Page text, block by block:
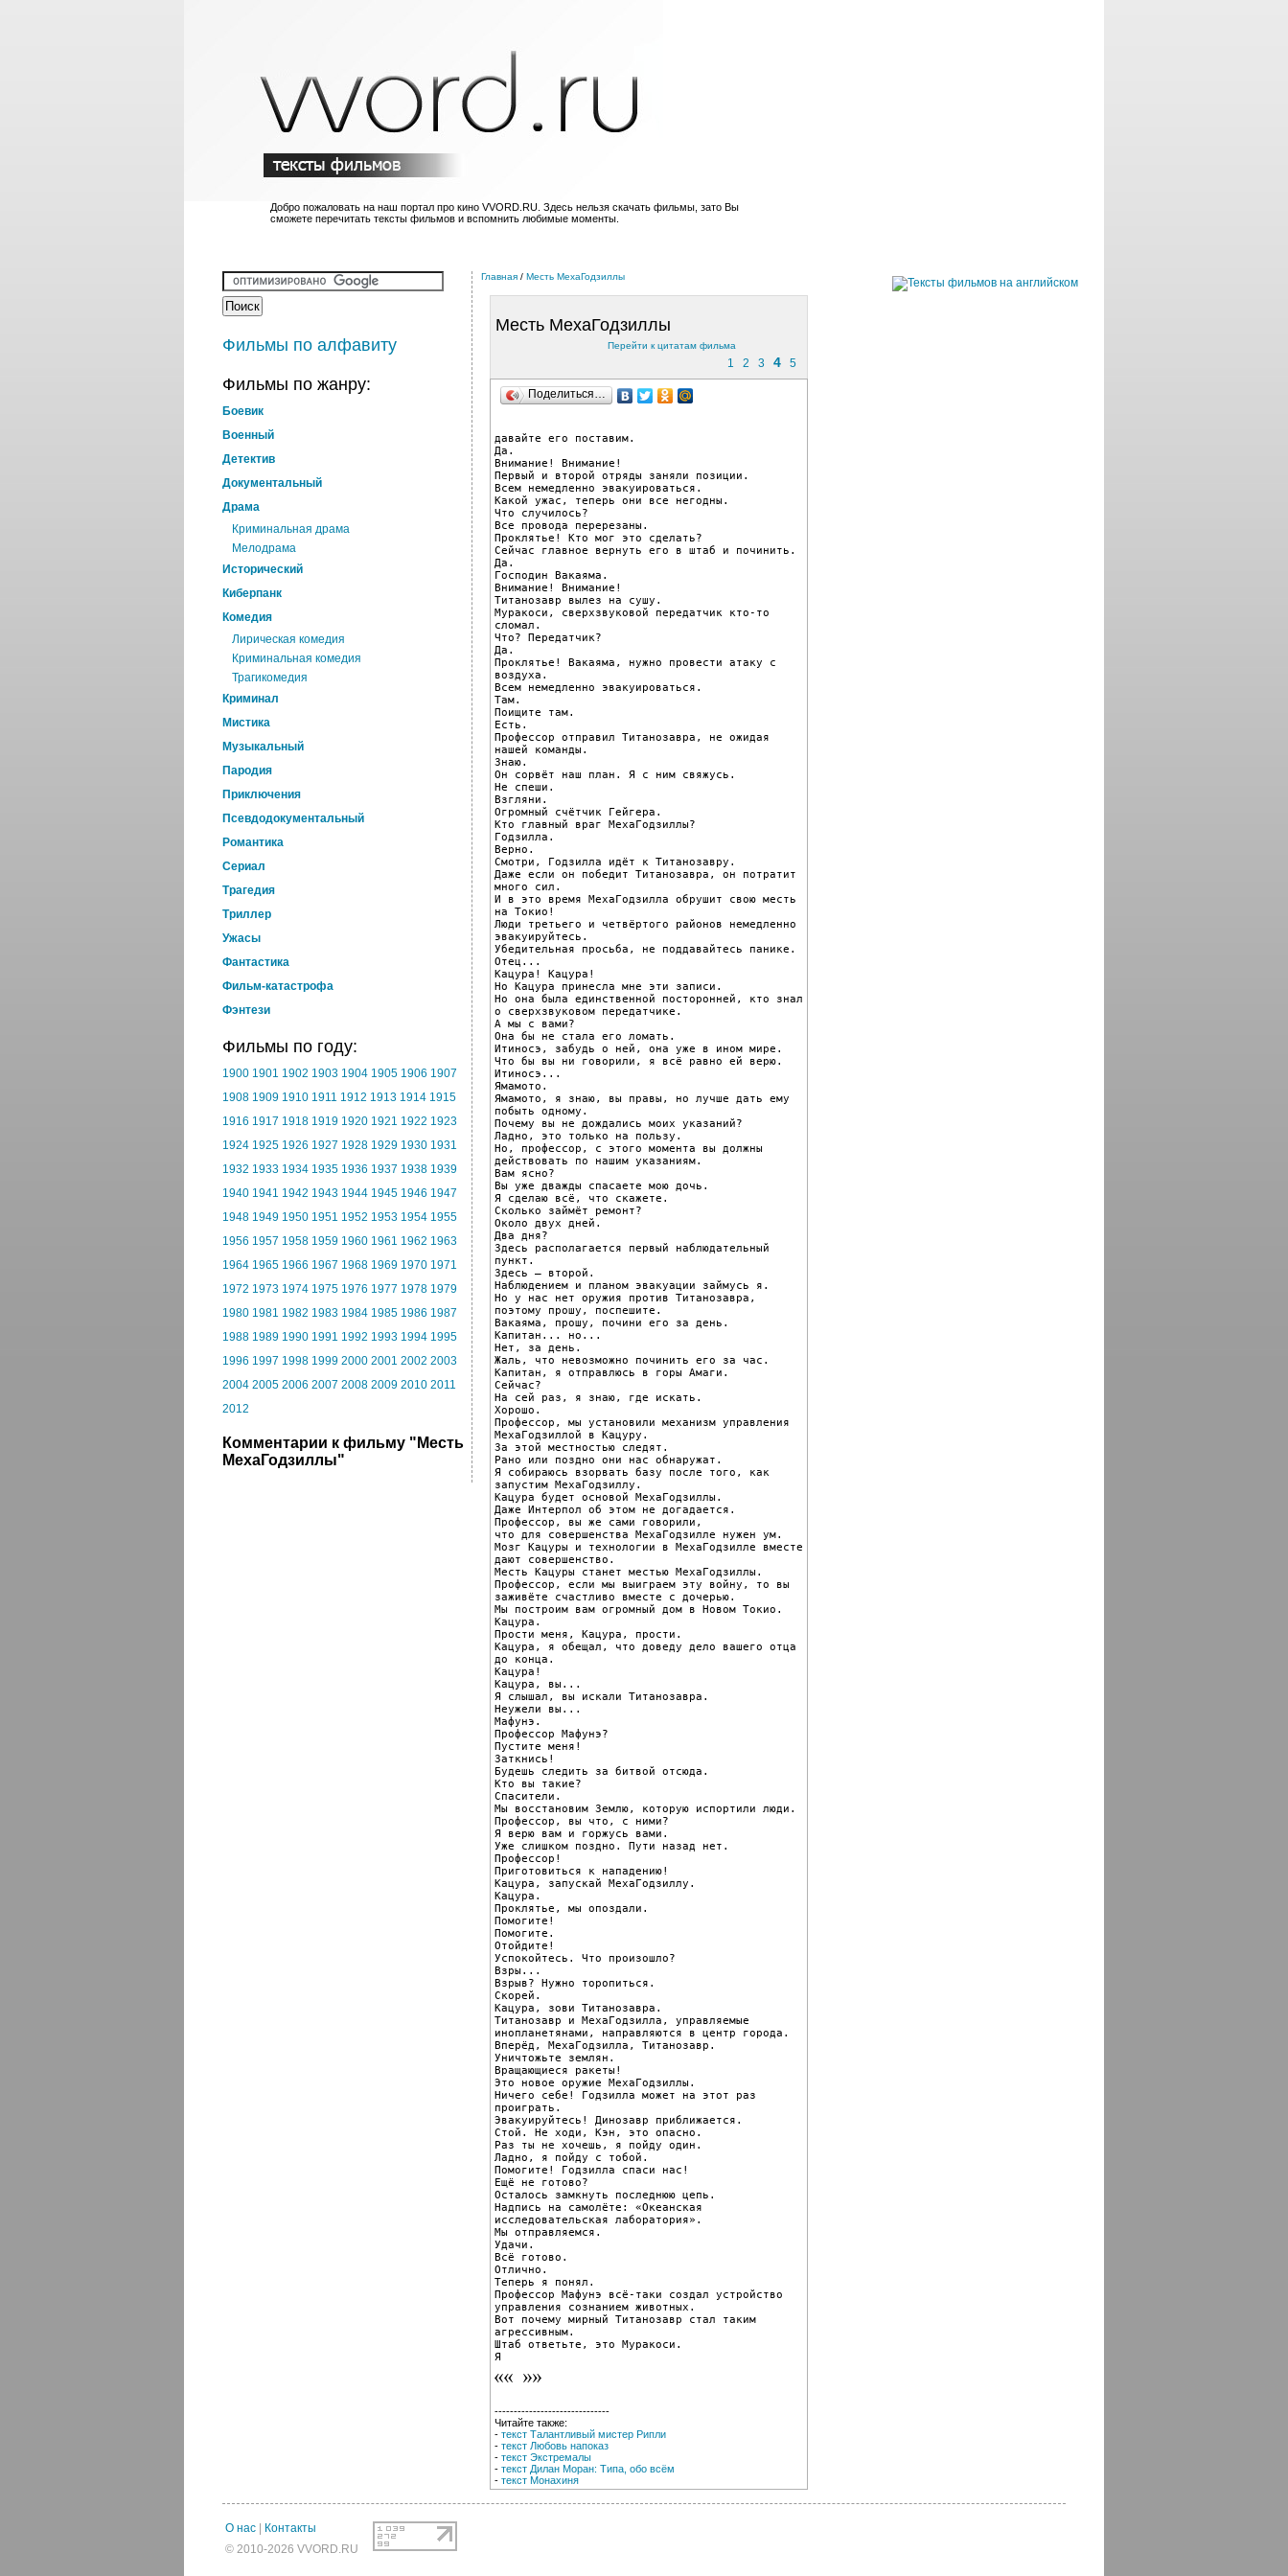
Добро пожаловать на наш портал про кино VVORD.RU. Здесь нельзя скачать фильмы, зато Вы
сможете перечитать тексты фильмов и вспомнить любимые моменты.
Фильмы по алфавиту
Фильмы по жанру:
Боевик
Военный
Детектив
Документальный
Драма
Криминальная драма
Мелодрама
Исторический
Киберпанк
Комедия
Лирическая комедия
Криминальная комедия
Трагикомедия
Криминал
Мистика
Музыкальный
Пародия
Приключения
Псевдодокументальный
Романтика
Cериал
Трагедия
Триллер
Ужасы
Фантастика
Фильм-катастрофа
Фэнтези
Фильмы по году:
1900 1901 1902 1903 1904 1905 1906 1907
1908 1909 1910 1911 1912 1913 1914 1915
1916 1917 1918 1919 1920 1921 1922 1923
1924 1925 1926 1927 1928 1929 1930 1931
1932 1933 1934 1935 1936 1937 1938 1939
1940 1941 1942 1943 1944 1945 1946 1947
1948 1949 1950 1951 1952 1953 1954 1955
1956 1957 1958 1959 1960 1961 1962 1963
1964 1965 1966 1967 1968 1969 1970 1971
1972 1973 1974 1975 1976 1977 1978 1979
1980 1981 1982 1983 1984 1985 1986 1987
1988 1989 1990 1991 1992 1993 1994 1995
1996 1997 1998 1999 2000 2001 2002 2003
2004 2005 2006 2007 2008 2009 2010 2011
2012
Комментарии к фильму "Месть
МехаГодзиллы"
Главная / Месть МехаГодзиллы
Месть МехаГодзиллы
Перейти к цитатам фильма
1 2 3 4 5
Поделиться…
давайте его поставим.
Да.
Внимание! Внимание!
Первый и второй отряды заняли позиции.
Всем немедленно эвакуироваться.
Какой ужас, теперь они все негодны.
Что случилось?
Все провода перерезаны.
Проклятье! Кто мог это сделать?
Сейчас главное вернуть его в штаб и починить.
Да.
Господин Вакаяма.
Внимание! Внимание!
Титанозавр вылез на сушу.
Муракоси, сверхзвуковой передатчик кто-то
сломал.
Что? Передатчик?
Да.
Проклятье! Вакаяма, нужно провести атаку с
воздуха.
Всем немедленно эвакуироваться.
Там.
Поищите там.
Есть.
Профессор отправил Титанозавра, не ожидая
нашей команды.
Знаю.
Он сорвёт наш план. Я с ним свяжусь.
Не спеши.
Взгляни.
Огромный счётчик Гейгера.
Кто главный враг МехаГодзиллы?
Годзилла.
Верно.
Смотри, Годзилла идёт к Титанозавру.
Даже если он победит Титанозавра, он потратит
много сил.
И в это время МехаГодзилла обрушит свою месть
на Токио!
Люди третьего и четвёртого районов немедленно
эвакуируйтесь.
Убедительная просьба, не поддавайтесь панике.
Отец...
Кацура! Кацура!
Но Кацура принесла мне эти записи.
Но она была единственной посторонней, кто знал
о сверхзвуковом передатчике.
А мы с вами?
Она бы не стала его ломать.
Итиносэ, забудь о ней, она уже в ином мире.
Что бы вы ни говорили, я всё равно ей верю.
Итиносэ...
Ямамото.
Ямамото, я знаю, вы правы, но лучше дать ему
побыть одному.
Почему вы не дождались моих указаний?
Ладно, это только на пользу.
Но, профессор, с этого момента вы должны
действовать по нашим указаниям.
Вам ясно?
Вы уже дважды спасаете мою дочь.
Я сделаю всё, что скажете.
Сколько займёт ремонт?
Около двух дней.
Два дня?
Здесь располагается первый наблюдательный
пункт.
Здесь — второй.
Наблюдением и планом эвакуации займусь я.
Но у нас нет оружия против Титанозавра,
поэтому прошу, поспешите.
Вакаяма, прошу, почини его за день.
Капитан... но...
Нет, за день.
Жаль, что невозможно починить его за час.
Капитан, я отправлюсь в горы Амаги.
Сейчас?
На сей раз, я знаю, где искать.
Хорошо.
Профессор, мы установили механизм управления
МехаГодзиллой в Кацуру.
За этой местностью следят.
Рано или поздно они нас обнаружат.
Я собираюсь взорвать базу после того, как
запустим МехаГодзиллу.
Кацура будет основой МехаГодзиллы.
Даже Интерпол об этом не догадается.
Профессор, вы же сами говорили,
что для совершенства МехаГодзилле нужен ум.
Мозг Кацуры и технологии в МехаГодзилле вместе
дают совершенство.
Месть Кацуры станет местью МехаГодзиллы.
Профессор, если мы выиграем эту войну, то вы
заживёте счастливо вместе с дочерью.
Мы построим вам огромный дом в Новом Токио.
Кацура.
Прости меня, Кацура, прости.
Кацура, я обещал, что доведу дело вашего отца
до конца.
Кацура!
Кацура, вы...
Я слышал, вы искали Титанозавра.
Неужели вы...
Мафунэ.
Профессор Мафунэ?
Пустите меня!
Заткнись!
Будешь следить за битвой отсюда.
Кто вы такие?
Спасители.
Мы восстановим Землю, которую испортили люди.
Профессор, вы что, с ними?
Я верю вам и горжусь вами.
Уже слишком поздно. Пути назад нет.
Профессор!
Приготовиться к нападению!
Кацура, запускай МехаГодзиллу.
Кацура.
Проклятье, мы опоздали.
Помогите!
Помогите.
Отойдите!
Успокойтесь. Что произошло?
Взры...
Взрыв? Нужно торопиться.
Скорей.
Кацура, зови Титанозавра.
Титанозавр и МехаГодзилла, управляемые
инопланетянами, направляются в центр города.
Вперёд, МехаГодзилла, Титанозавр.
Уничтожьте землян.
Вращающиеся ракеты!
Это новое оружие МехаГодзиллы.
Ничего себе! Годзилла может на этот раз
проиграть.
Эвакуируйтесь! Динозавр приближается.
Стой. Не ходи, Кэн, это опасно.
Раз ты не хочешь, я пойду один.
Ладно, я пойду с тобой.
Помогите! Годзилла спаси нас!
Ещё не готово?
Осталось замкнуть последнюю цепь.
Надпись на самолёте: «Океанская
исследовательская лаборатория».
Мы отправляемся.
Удачи.
Всё готово.
Отлично.
Теперь я понял.
Профессор Мафунэ всё-таки создал устройство
управления сознанием животных.
Вот почему мирный Титанозавр стал таким
агрессивным.
Штаб ответьте, это Муракоси.
Я
------------------------------
Читайте также:
- текст Талантливый мистер Рипли
- текст Любовь напоказ
- текст Экстремалы
- текст Дилан Моран: Типа, обо всём
- текст Монахиня
О нас
Контакты
© 2010-2026 VVORD.RU